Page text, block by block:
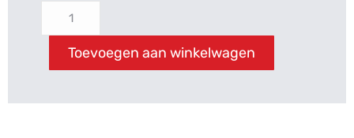
Toevoegen aan winkelwagen